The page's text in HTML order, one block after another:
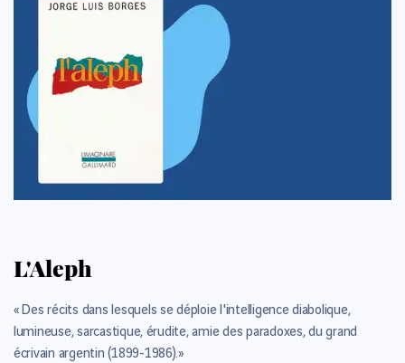
L'Aleph
« Des récits dans lesquels se déploie l'intelligence diabolique,
lumineuse, sarcastique, érudite, amie des paradoxes, du grand
écrivain argentin (1899-1986).»